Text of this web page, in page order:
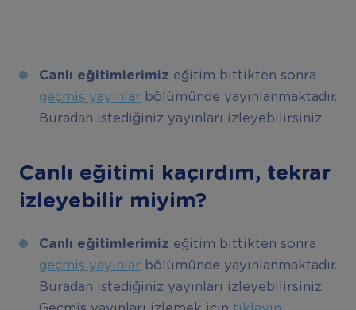
Canlı eğitimlerimiz eğitim bittikten sonra
geçmiş yayınlarbölümünde yayınlanmaktadır.
Buradan istediğiniz yayınları izleyebilirsiniz.
Canlı eğitimi kaçırdım, tekrar
izleyebilir miyim?
Canlı eğitimlerimiz eğitim bittikten sonra
geçmiş yayınlarbölümünde yayınlanmaktadır.
Buradan istediğiniz yayınları izleyebilirsiniz.